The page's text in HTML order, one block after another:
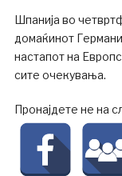
Шпанија во
домаќинот
настапот на
сите очекувања.
Пронајдете не на